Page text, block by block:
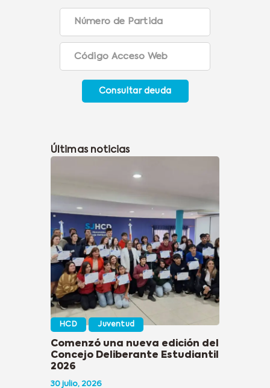
Últimas noticias
HCD Juventud
Comenzó una nueva edición del
Concejo Deliberante Estudiantil
2026
30 julio, 2026